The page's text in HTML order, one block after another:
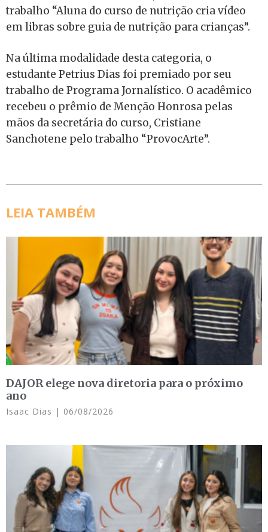
trabalho “Aluna do curso de nutrição cria vídeo
em libras sobre guia de nutrição para crianças”.
Na última modalidade desta categoria, o
estudante Petrius Dias foi premiado por seu
trabalho de Programa Jornalístico. O acadêmico
recebeu o prêmio de Menção Honrosa pelas
mãos da secretária do curso, Cristiane
Sanchotene pelo trabalho “ProvocArte”.
LEIA TAMBÉM
DAJOR elege nova diretoria para o próximo
ano
Isaac Dias 06/08/2026